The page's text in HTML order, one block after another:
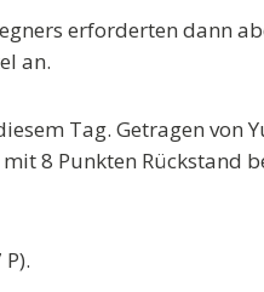
erforderten dann
an.
Tag. Getragen von
8 Punkten Rückstand